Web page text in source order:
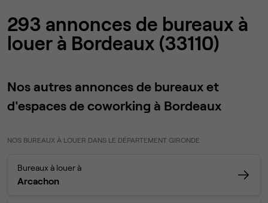
293 annonces de bureaux à
louer à Bordeaux (33110)
Nos autres annonces de bureaux et
d'espaces de coworking à Bordeaux
NOS BUREAUX À LOUER DANS LE DÉPARTEMENT GIRONDE
Bureaux à louer à
Arcachon